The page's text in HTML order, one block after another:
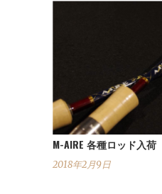
M-AIRE 各種ロッド入荷
2018年2月9日